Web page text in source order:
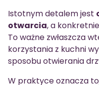
Istotnym detalem jest
otwarcia, a
To ważne zwłaszcza
korzystania z kuchni
sposobu otwierania
W praktyce oznacza